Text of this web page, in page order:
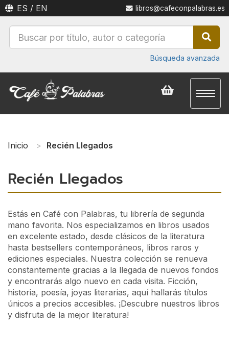
ES / EN libros@cafeconpalabras.es
Búsqueda avanzada
Inicio Recién Llegados
Recién Llegados
Estás en Café con Palabras, tu librería de segunda
mano favorita. Nos especializamos en libros usados
en excelente estado, desde clásicos de la literatura
hasta bestsellers contemporáneos, libros raros y
ediciones especiales. Nuestra colección se renueva
constantemente gracias a la llegada de nuevos fondos
y encontrarás algo nuevo en cada visita. Ficción,
historia, poesía, joyas literarias, aquí hallarás títulos
únicos a precios accesibles. ¡Descubre nuestros libros
y disfruta de la mejor literatura!